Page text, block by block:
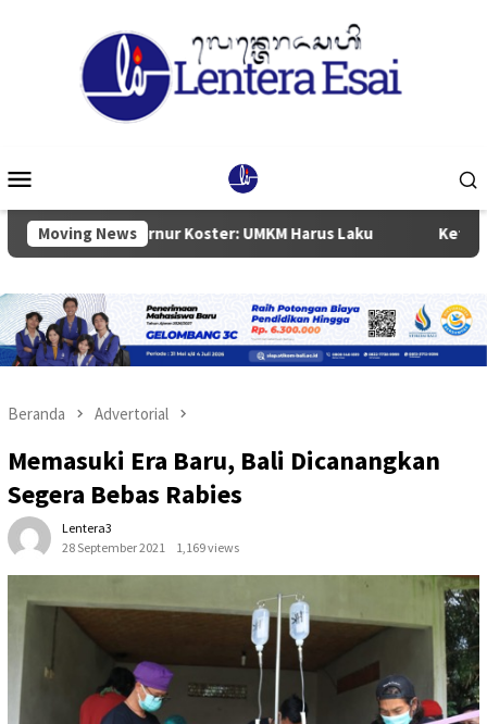
Mobile
Moving News
Gubernur Koster: UMKM Harus Laku Ketua DPRD
Beranda Advertorial
Memasuki Era Baru, Bali Dicanangkan
Segera Bebas Rabies
Lentera3
28 September 2021
1,169 views